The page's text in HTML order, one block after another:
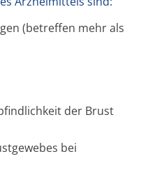
(betreffen mehr als
der Brust
bei